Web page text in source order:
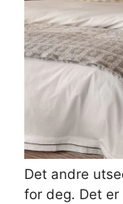
Det andre
for deg. Det er